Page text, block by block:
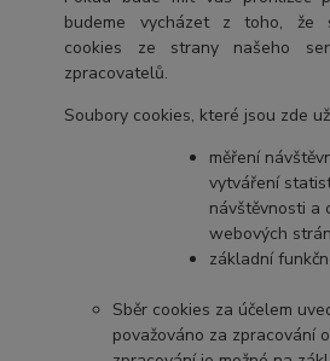
budeme vycházet z toho, že
cookies ze strany našeho
zpracovatelů.
Soubory cookies, které jsou zde
měření
vytváření
návštěvnosti a
webových
základní
Sběr cookies za účelem
považováno za zpracování